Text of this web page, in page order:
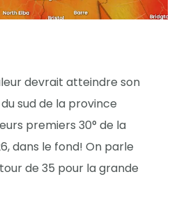
devrait atteindre son
sud de la province
premiers 30° de la
dans le fond! On parle
de 35 pour la grande